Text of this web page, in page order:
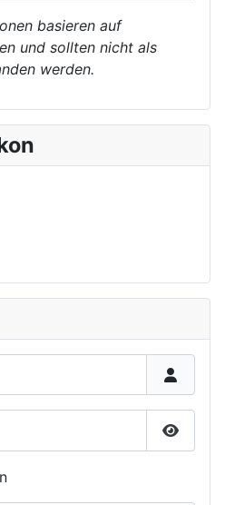
basieren auf
und sollten nicht als
werden.
Show